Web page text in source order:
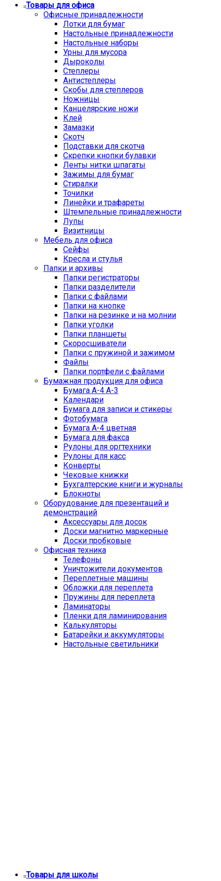
Товары для офиса
Офисные принадлежности
Лотки для бумаг
Настольные принадлежности
Настольные наборы
Урны для мусора
Дыроколы
Степлеры
Антистеплеры
Скобы для степлеров
Ножницы
Канцелярские ножи
Клей
Замазки
Скотч
Подставки для скотча
Скрепки кнопки булавки
Ленты нитки шпагаты
Зажимы для бумаг
Стиралки
Точилки
Линейки и трафареты
Штемпельные принадлежности
Лупы
Визитницы
Мебель для офиса
Сейфы
Кресла и стулья
Папки и архивы
Папки регистраторы
Папки разделители
Папки с файлами
Папки на кнопке
Папки на резинке и на молнии
Папки уголки
Папки планшеты
Скоросшиватели
Папки с пружиной и зажимом
Файлы
Папки портфели с файлами
Бумажная продукция для офиса
Бумага А-4 А-3
Календари
Бумага для записи и стикеры
Фотобумага
Бумага А-4 цветная
Бумага для факса
Рулоны для оргтехники
Рулоны для касс
Конверты
Чековые книжки
Бухгалтерские книги и журналы
Блокноты
Оборудование для презентаций и
демонстраций
Аксессуары для досок
Доски магнитно маркерные
Доски пробковые
Офисная техника
Телефоны
Уничтожители документов
Переплетные машины
Обложки для переплета
Пружины для переплета
Ламинаторы
Пленки для ламинирования
Калькуляторы
Батарейки и аккумуляторы
Настольные светильники
Товары для школы